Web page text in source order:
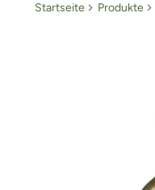
Startseite Produkte